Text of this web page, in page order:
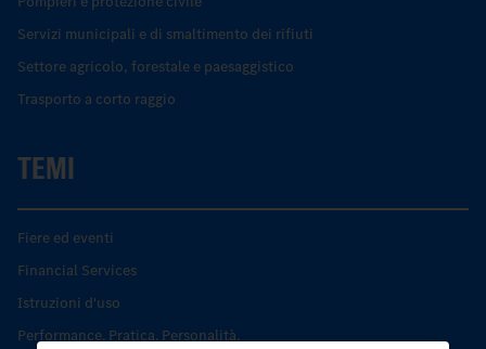
Servizi municipali e di smaltimento dei rifiuti
Settore agricolo, forestale e paesaggistico
Trasporto a corto raggio
TEMI
Fiere ed eventi
Financial Services
Istruzioni d'uso
Performance. Pratica. Personalità.